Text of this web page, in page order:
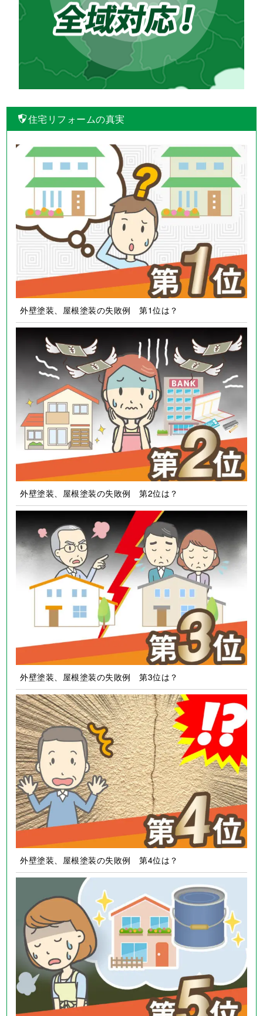
住宅リフォームの真実
外壁塗装、屋根塗装の失敗例 第1位は？
外壁塗装、屋根塗装の失敗例 第2位は？
外壁塗装、屋根塗装の失敗例 第3位は？
外壁塗装、屋根塗装の失敗例 第4位は？